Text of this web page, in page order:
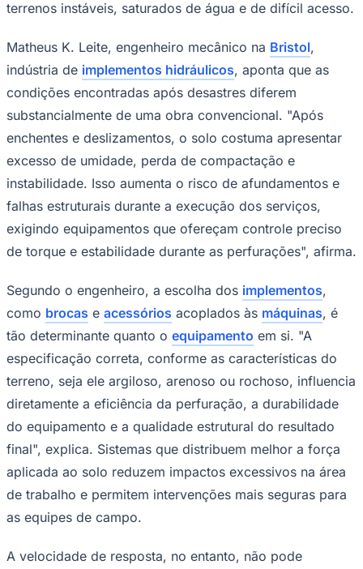
São Paulo
terrenos instáveis, saturados de água e de difícil acesso.
Matheus K. Leite, engenheiro mecânico na Bristol,
indústria de implementos hidráulicos, aponta que as
condições encontradas após desastres diferem
substancialmente de uma obra convencional. "Após
enchentes e deslizamentos, o solo costuma apresentar
excesso de umidade, perda de compactação e
instabilidade. Isso aumenta o risco de afundamentos e
falhas estruturais durante a execução dos serviços,
exigindo equipamentos que ofereçam controle preciso
de torque e estabilidade durante as perfurações", afirma.
Segundo o engenheiro, a escolha dos implementos,
como brocas e acessórios acoplados às máquinas, é
tão determinante quanto o equipamento em si. "A
especificação correta, conforme as características do
terreno, seja ele argiloso, arenoso ou rochoso, influencia
diretamente a eficiência da perfuração, a durabilidade
do equipamento e a qualidade estrutural do resultado
final", explica. Sistemas que distribuem melhor a força
aplicada ao solo reduzem impactos excessivos na área
de trabalho e permitem intervenções mais seguras para
as equipes de campo.
A velocidade de resposta, no entanto, não pode